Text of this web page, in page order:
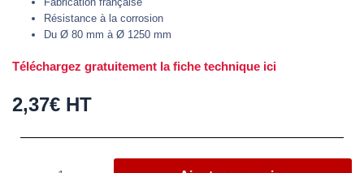
Résistance à la corrosion
Du Ø 80 mm à Ø 1250 mm
Téléchargez gratuitement la fiche technique ici
2,37€ HT